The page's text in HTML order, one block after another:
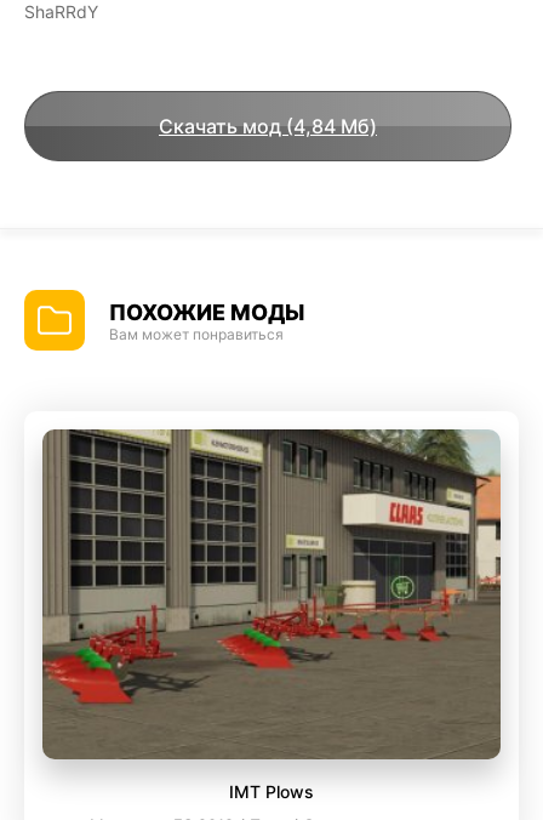
ShaRRdY
Скачать мод (4,84 Мб)
ПОХОЖИЕ МОДЫ
Вам может понравиться
IMT Plows